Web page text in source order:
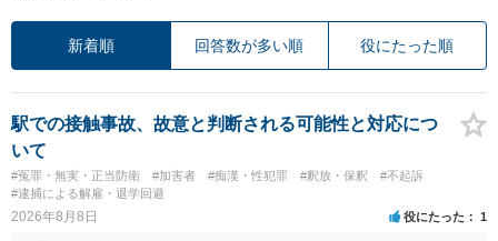
新着順 回答数が多い順 役にたった順
駅での接触事故、故意と判断される可能性と対応につ
いて
#冤罪・無実・正当防衛 #加害者 #痴漢・性犯罪 #釈放・保釈
#不起訴
#逮捕による解雇・退学回避
2026年8月8日 役にたった 1